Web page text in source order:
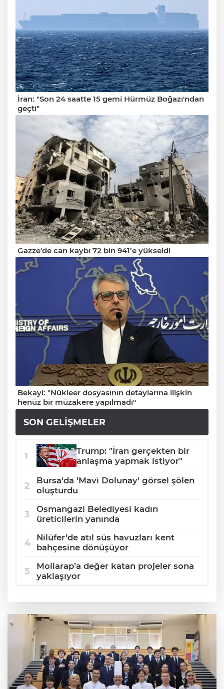
İran: "Son 24 saatte 15 gemi Hürmüz Boğazı'ndan
geçti"
Gazze'de can kaybı 72 bin 941’e yükseldi
Bekayi: "Nükleer dosyasının detaylarına ilişkin
henüz bir müzakere yapılmadı"
SON GELIŞMELER
Trump: "İran gerçekten bir
anlaşma yapmak istiyor"
Bursa'da 'Mavi Dolunay' görsel şölen
oluşturdu
Osmangazi Belediyesi kadın
üreticilerin yanında
Nilüfer’de atıl süs havuzları kent
bahçesine dönüşüyor
Mollarap’a değer katan projeler sona
yaklaşıyor